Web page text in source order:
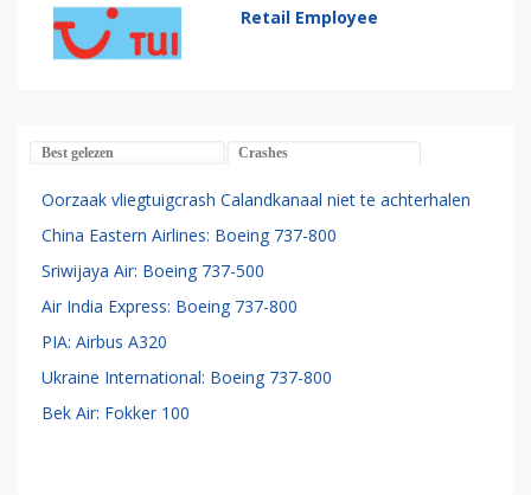
Retail Employee
Best gelezen Crashes
Oorzaak vliegtuigcrash Calandkanaal niet te achterhalen
China Eastern Airlines: Boeing 737-800
Sriwijaya Air: Boeing 737-500
Air India Express: Boeing 737-800
PIA: Airbus A320
Ukraine International: Boeing 737-800
Bek Air: Fokker 100